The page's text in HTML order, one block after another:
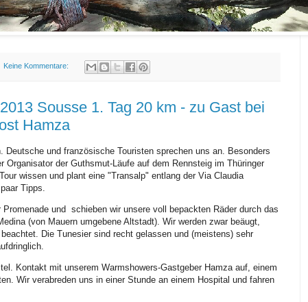
Keine Kommentare:
Sousse 1. Tag 20 km - zu Gast bei
Hamza
Deutsche und französische Touristen sprechen uns an. Besonders
Organisator der Guthsmut-Läufe auf dem Rennsteig im Thüringer
wissen und plant eine "Transalp" entlang der Via Claudia
Tipps.
Promenade und schieben wir unsere voll bepackten Räder durch das
(von Mauern umgebene Altstadt). Wir werden zwar beäugt,
Die Tunesier sind recht gelassen und (meistens) sehr
Kontakt mit unserem Warmshowers-Gastgeber Hamza auf, einem
Wir verabreden uns in einer Stunde an einem Hospital und fahren